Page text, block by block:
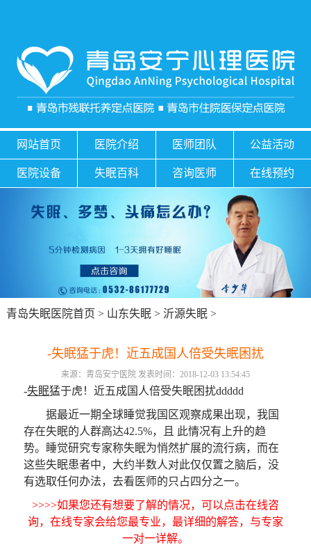
网站首页 医院介绍 医师团队 公益活动
医院设备 失眠百科 咨询医师 在线预约
青岛失眠医院首页 > 山东失眠> 沂源失眠>
-失眠猛于虎！近五成国人倍受失眠困扰
来源：青岛安宁医院 发表时间：2018-12-03 13:54:45
-失眠猛于虎！近五成国人倍受失眠困扰ddddd
据最近一期全球睡觉我国区观察成果出现，我国
存在失眠的人群高达42.5%，且 此情况有上升的趋
势。睡觉研究专家称失眠为悄然扩展的流行病，而在
这些失眠患者中，大约半数人对此仅仅置之脑后，没
有选取任何办法，去看医师的只占四分之一。
>>>>如果您还有想要了解的情况，可以点击在线咨
询，在线专家会给您最专业，最详细的解答，与专家
一对一详解。